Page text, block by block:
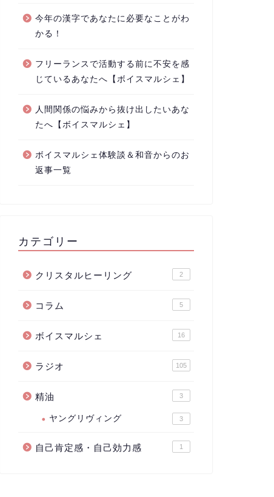
今年の漢字であなたに必要なことがわ
かる！
フリーランスで活動する前に不安を感
じているあなたへ【ボイスマルシェ】
人間関係の悩みから抜け出したいあな
たへ【ボイスマルシェ】
ボイスマルシェ体験談＆和音からのお
返事一覧
カテゴリー
クリスタルヒーリング 2
コラム 5
ボイスマルシェ 16
ラジオ 105
精油 3
ヤングリヴィング 3
自己肯定感・自己効力感 1